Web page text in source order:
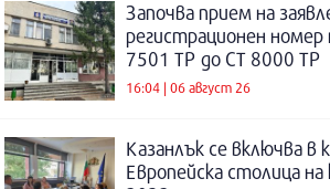
Започва прием на
регистрационен
7501 ТР до СТ 8000 ТР
16:04 | 06 август 26
Казанлък се включва в
Европейска столица